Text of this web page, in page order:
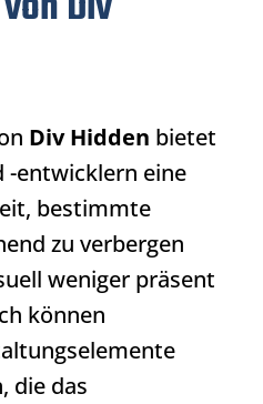
Div Hidden bietet
-entwicklern eine
bestimmte
zu verbergen
weniger präsent
können
die das